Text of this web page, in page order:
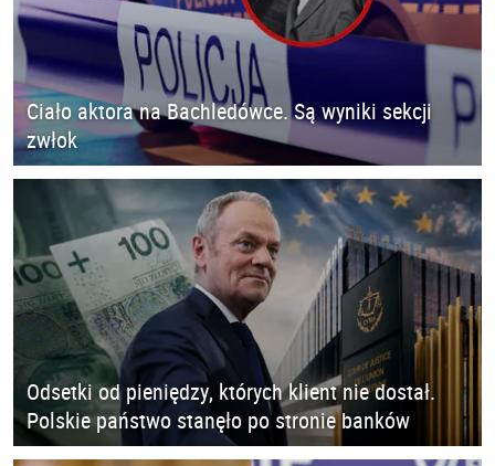
Ciało aktora na Bachledówce. Są wyniki sekcji
zwłok
Odsetki od pieniędzy, których klient nie dostał.
Polskie państwo stanęło po stronie banków